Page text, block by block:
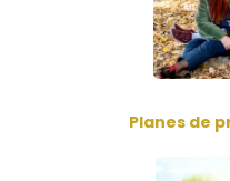
Planes de